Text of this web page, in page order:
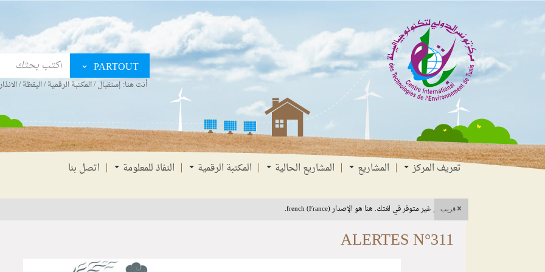
انتقل
القائمة
انتقال
المحتوى
الانتقال
البحث
PARTOUT
أنت هنا: إستقبال/المكتبة الرقمية/اليقظة/
تعريف المركز المشاريع المشاريع الحالية المكتبة الرقمية النفاذ للمعلومة اتصل بنا
هذا المحتوى غير متوفر في لغتك. هنا هو الإصدار french (France).
قريب
ALERTES N°311